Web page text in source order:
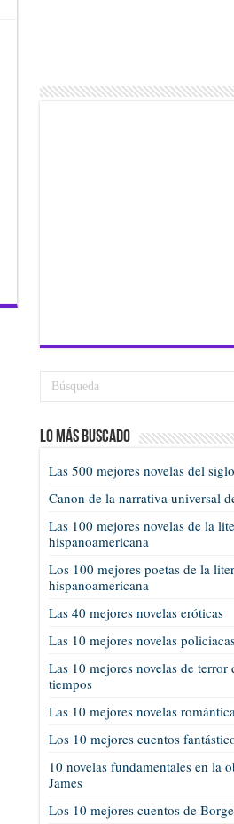
Lo más buscado
Las 500 mejores novelas del
Canon de la narrativa universal
Las 100 mejores novelas de la
hispanoamericana
Los 100 mejores poetas de la
hispanoamericana
Las 40 mejores novelas eróticas
Las 10 mejores novelas
Las 10 mejores novelas de terror
tiempos
Las 10 mejores novelas
Los 10 mejores cuentos
10 novelas fundamentales en la
James
Los 10 mejores cuentos de